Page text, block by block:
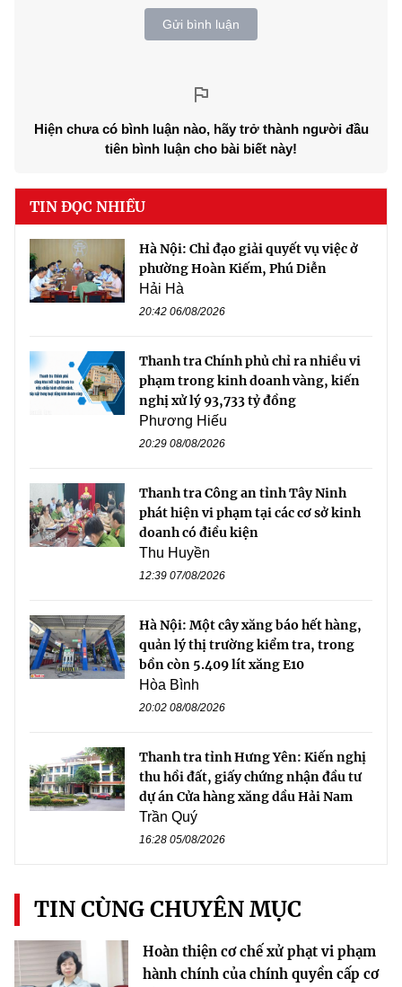
Gửi bình luận
Hiện chưa có bình luận nào, hãy trở thành người đầu
tiên bình luận cho bài biết này!
TIN ĐỌC NHIỀU
Hà Nội: Chỉ đạo giải quyết vụ việc ở
phường Hoàn Kiếm, Phú Diễn
Hải Hà
20:42 06/08/2026
Thanh tra Chính phủ chỉ ra nhiều vi
phạm trong kinh doanh vàng, kiến
nghị xử lý 93,733 tỷ đồng
Phương Hiếu
20:29 08/08/2026
Thanh tra Công an tỉnh Tây Ninh
phát hiện vi phạm tại các cơ sở kinh
doanh có điều kiện
Thu Huyền
12:39 07/08/2026
Hà Nội: Một cây xăng báo hết hàng,
quản lý thị trường kiểm tra, trong
bồn còn 5.409 lít xăng E10
Hòa Bình
20:02 08/08/2026
Thanh tra tỉnh Hưng Yên: Kiến nghị
thu hồi đất, giấy chứng nhận đầu tư
dự án Cửa hàng xăng dầu Hải Nam
Trần Quý
16:28 05/08/2026
TIN CÙNG CHUYÊN MỤC
Hoàn thiện cơ chế xử phạt vi phạm
hành chính của chính quyền cấp cơ